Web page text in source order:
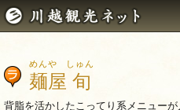
めんや しゅん
麺屋 旬
背脂を活かしたこってり系メニュー